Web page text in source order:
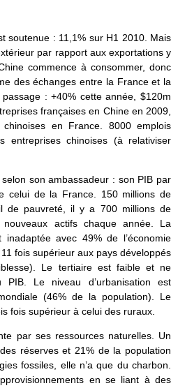
soutenue : 11,1% sur H1 2010. Mais
par rapport aux exportations y
commence à consommer, donc
des échanges entre la France et la
: +40% cette année, $120m
françaises en Chine en 2009,
chinoises en France. 8000 emplois
entreprises chinoises (à relativiser
son ambassadeur : son PIB par
celui de la France. 150 millions de
de pauvreté, il y a 700 millions de
actifs chaque année. La
inadaptée avec 49% de l’économie
fois supérieur aux pays développés
Le tertiaire est faible et ne
Le niveau d’urbanisation est
(46% de la population). Le
fois supérieur à celui des ruraux.
par ses ressources naturelles. Un
réserves et 21% de la population
fossiles, elle n’a que du charbon.
en se liant à des